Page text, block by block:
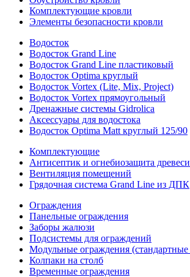
Комплектующие кровли
Элементы безопасности кровли
Водосток
Водосток Grand Line
Водосток Grand Line пластиковый
Водосток Optima круглый
Водосток Vortex (Lite, Mix, Project)
Водосток Vortex прямоугольный
Дренажные системы Gidrolica
Аксессуары для водостока
Водосток Optima Matt круглый 125/90
Комплектующие
Антисептик и огнебиозащита
Вентиляция помещений
Грядочная система Grand Line из ДПК
Ограждения
Панельные ограждения
Заборы жалюзи
Подсистемы для ограждений
Модульные ограждения (стандартные
Колпаки на столб
Временные ограждения